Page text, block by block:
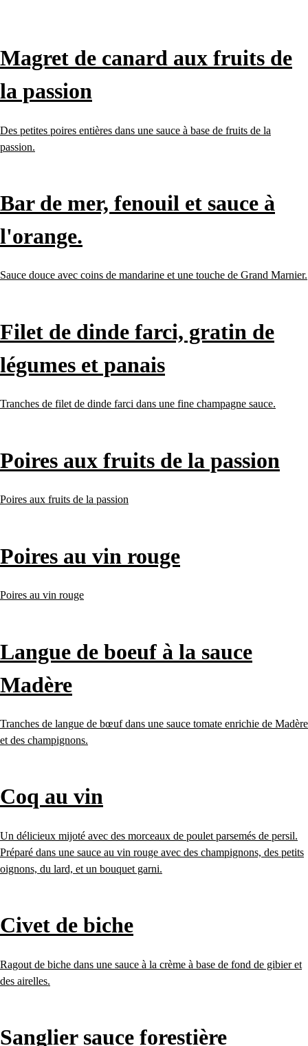
Magret de canard aux fruits de
la passion
Des petites poires entières dans une sauce à base de fruits de la
passion.
Bar de mer, fenouil et sauce à
l'orange.
Sauce douce avec coins de mandarine et une touche de Grand Marnier.
Filet de dinde farci, gratin de
légumes et panais
Tranches de filet de dinde farci dans une fine champagne sauce.
Poires aux fruits de la passion
Poires aux fruits de la passion
Poires au vin rouge
Poires au vin rouge
Langue de boeuf à la sauce
Madère
Tranches de langue de bœuf dans une sauce tomate enrichie de Madère
et des champignons.
Coq au vin
Un délicieux mijoté avec des morceaux de poulet parsemés de persil.
Préparé dans une sauce au vin rouge avec des champignons, des petits
oignons, du lard, et un bouquet garni.
Civet de biche
Ragout de biche dans une sauce à la crème à base de fond de gibier et
des airelles.
Sanglier sauce forestière